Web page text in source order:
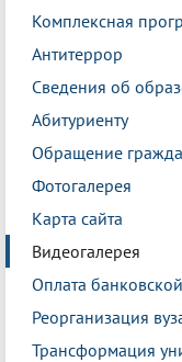
Комплексная
Антитеррор
Сведения об
Абитуриенту
Обращение
Фотогалерея
Карта сайта
Видеогалерея
Оплата
Реорганизация
Трансформация